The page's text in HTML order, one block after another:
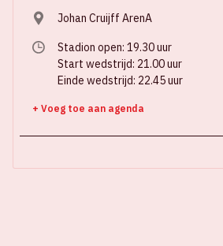
Johan Cruijff ArenA
Stadion open: 19.30 uur
Start wedstrijd: 21.00 uur
Einde wedstrijd: 22.45 uur
+ Voeg toe aan agenda